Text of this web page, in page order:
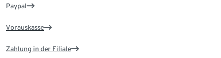
Paypal
Vorauskasse
Zahlung in der Filiale